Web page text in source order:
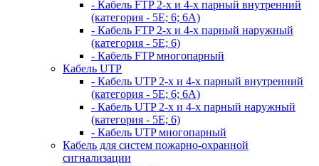
- Кабель FTP 2-х и 4-х парный внутренний
(категория - 5Е; 6; 6А)
- Кабель FTP 2-х и 4-х парный наружный
(категория - 5Е; 6)
- Кабель FTP многопарный
Кабель UTP
- Кабель UTP 2-х и 4-х парный внутренний
(категория - 5Е; 6; 6А)
- Кабель UTP 2-х и 4-х парный наружный
(категория - 5Е; 6)
- Кабель UTP многопарный
Кабель для систем пожарно-охранной
сигнализации